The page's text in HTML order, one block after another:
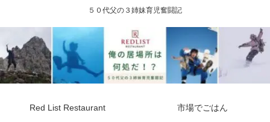
５０代父の３姉妹育児奮闘記
Red List Restaurant 市場でごはん